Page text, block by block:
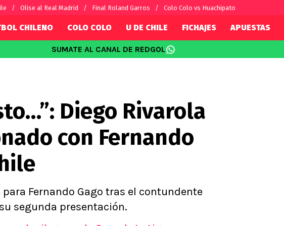
Olise al Real Madrid Final Roland Garros Colo Colo vs Huachipato
por el mundo
Fútbol Argentino
Fútbol Brasileño
Conference League
Ligue 1
Premier League
Serie A
CHILENO COLO COLO U DE CHILE FICHAJES APUESTAS
SUMATE AL CANAL DE REDGOL
Diego Rivarola
con Fernando
Fernando Gago tras el contundente
segunda presentación.